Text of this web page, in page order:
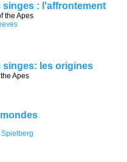
singes : l'affrontement
the Apes
singes: les origines
Apes